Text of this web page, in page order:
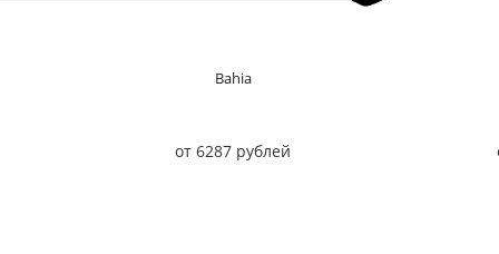
Bahia
от 6287 рублей